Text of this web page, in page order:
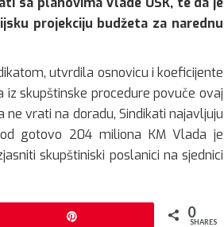
projekciju budžeta za narednu
utvrdila osnovicu i koeficijente
iz skupštinske procedure povuče ovaj
vrati na doradu, Sindikati najavljuju
gotovo 204 miliona KM Vlada je
skupštiniski poslanici na sjednici
0
SHARES